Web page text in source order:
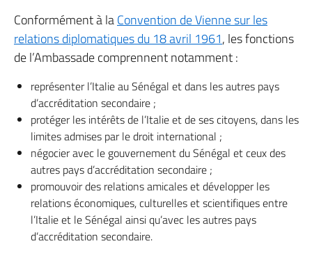
Conformément à laConvention de Vienne sur les
relations diplomatiques du 18 avril 1961, les fonctions
de l’Ambassade comprennent notamment :
représenter l’Italie au Sénégal et dans les autres pays
d’accréditation secondaire ;
protéger les intérêts de l’Italie et de ses citoyens, dans les
limites admises par le droit international ;
négocier avec le gouvernement du Sénégal et ceux des
autres pays d’accréditation secondaire ;
promouvoir des relations amicales et développer les
relations économiques, culturelles et scientifiques entre
l’Italie et le Sénégal ainsi qu’avec les autres pays
d’accréditation secondaire.